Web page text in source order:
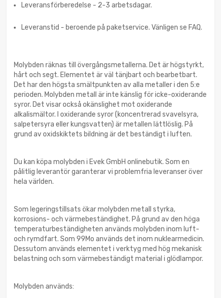
Leveransförberedelse - 2-3 arbetsdagar.
Leveranstid - beroende på paketservice. Vänligen se FAQ.
Molybden räknas till övergångsmetallerna. Det är högstyrkt,
hårt och segt. Elementet är väl tänjbart och bearbetbart.
Det har den högsta smältpunkten av alla metaller i den 5:e
perioden. Molybden metall är inte känslig för icke-oxiderande
syror. Det visar också okänslighet mot oxiderande
alkalismältor. I oxiderande syror (koncentrerad svavelsyra,
salpetersyra eller kungsvatten) är metallen lättlöslig. På
grund av oxidskiktets bildning är det beständigt i luften.
Du kan köpa molybden i Evek GmbH onlinebutik. Som en
pålitlig leverantör garanterar vi problemfria leveranser över
hela världen.
Som legeringstillsats ökar molybden metall styrka,
korrosions- och värmebeständighet. På grund av den höga
temperaturbeständigheten används molybden inom luft-
och rymdfart. Som 99Mo används det inom nuklearmedicin.
Dessutom används elementet i verktyg med hög mekanisk
belastning och som värmebeständigt material i glödlampor.
Molybden används: